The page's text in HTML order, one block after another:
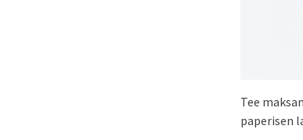
Tee
paperisen